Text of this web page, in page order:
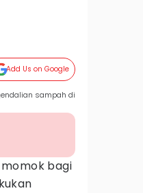
Add Us on Google
sampah di
bagi